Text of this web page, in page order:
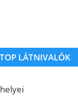
TOP LÁTNIVALÓK